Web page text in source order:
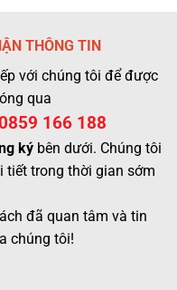
THÔNG TIN
với chúng tôi để được
qua
0859 166 188
kýbên dưới. Chúng tôi
tiết trong thời gian sớm
đã quan tâm và tin
chúng tôi!